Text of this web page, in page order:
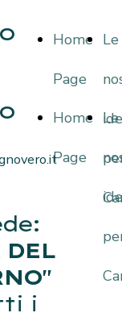
Home
Page
Le
Home
Page
Le
DEL
"
i